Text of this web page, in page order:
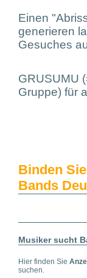
Einen
generieren
Gesuches
GRUSUMU
Gruppe) für
Binden
Bands
Musiker sucht
Hier finden Sie
suchen.